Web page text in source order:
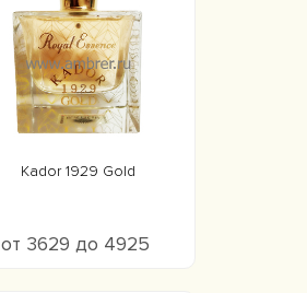
Kador 1929 Gold
от 3629 до 4925